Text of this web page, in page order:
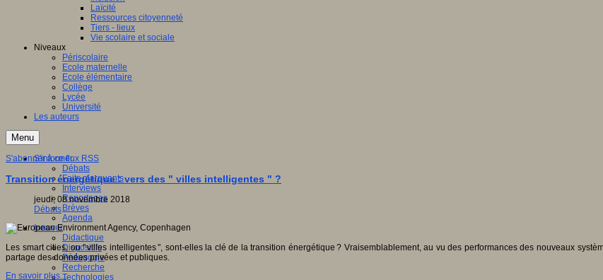
Laïcité
Ressources citoyenneté
Tiers - lieux
Vie scolaire et sociale
Niveaux
Périscolaire
Ecole maternelle
Ecole élémentaire
Collège
Lycée
Université
Les auteurs
Menu
S'informer
Débats
Faits marquants
Interviews
Reportages
Brèves
Agenda
Innover
Didactique
Dispositifs
Pédagogie
Recherche
Technologies
S'abonner à ce flux RSS
Transition énergétique : vers des " villes intelligentes " ?
jeudi, 08 novembre 2018
Débats
Les smart cities, ou " villes intelligentes ", sont-elles la clé de la transition énergétique ? Vraisemblablement, au vu des performances des nouveaux
partage des données privées et publiques.
En savoir plus...